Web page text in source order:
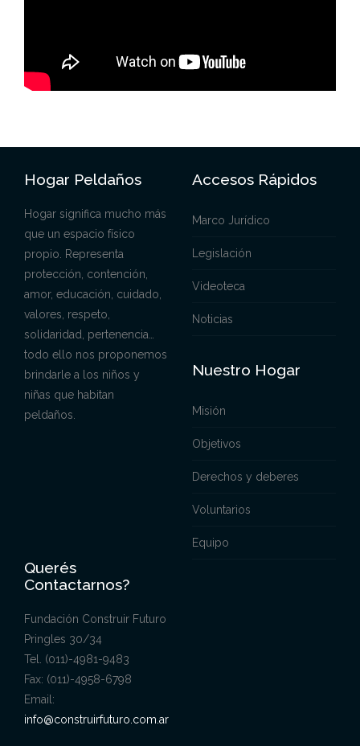
Hogar Peldaños
Hogar significa mucho más
que un espacio físico
propio. Representa
protección, contención,
amor, educación, cuidado,
valores, respeto,
solidaridad, pertenencia…
todo ello nos proponemos
brindarle a los niños y
niñas que habitan
peldaños.
Accesos Rápidos
Marco Jurídico
Legislación
Videoteca
Noticias
Nuestro Hogar
Misión
Objetivos
Derechos y deberes
Voluntarios
Equipo
Querés
Contactarnos?
Fundación Construir Futuro
Pringles 30/34
Tel. (011)-4981-9483
Fax: (011)-4958-6798
Email:
info@construirfuturo.com.ar